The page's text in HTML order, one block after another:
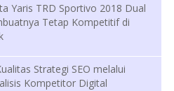
Yaris TRD Sportivo 2018 Dual
Tetap Kompetitif di
Strategi SEO melalui
Kompetitor Digital